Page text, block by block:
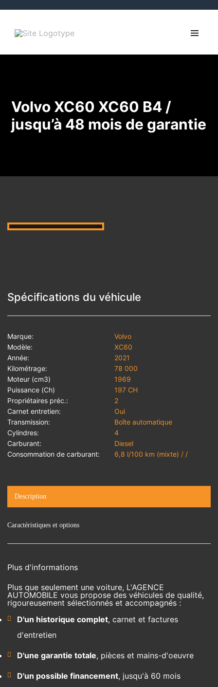
Volvo XC60 XC60 B4 /
jusqu’à 48 mois de garantie
Spécifications du véhicule
Marque:
Volvo
Modèle:
XC60
Année:
2021
Kilométrage:
78 000
Moteur (cm3)
1969
Puissance (Ch)
197 CH
Propriétaires préc.:
2
Carnet entretien:
Oui
Transmission:
Boîte automatique
Cylindres:
4
Carburant:
Diesel
Consommation de carburant:
6,8 l/100 km (mixte) / /
Description
Caractéristiques et options
Plus d'informations
Plus que seulement une voiture, L'AGENCE
AUTOMOBILE vous propose des véhicules de qualité,
rigoureusement sélectionnés et accompagnés :
D'un historique complet, carnet et factures
d'entretien
D'une garantie totale, pièces et mains-d'oeuvre
D'un possible financement, jusqu'à 60 mois